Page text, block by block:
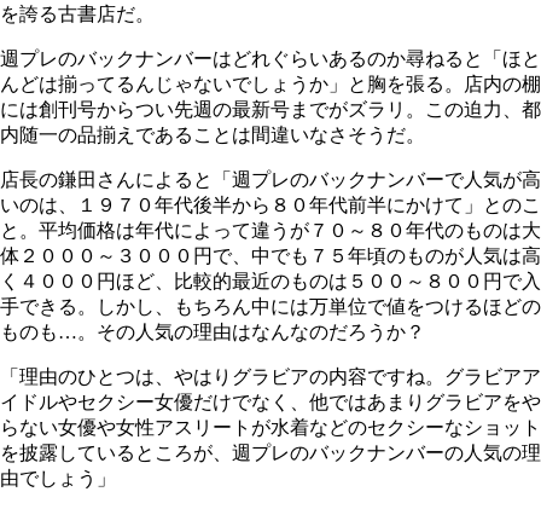
を誇る古書店だ。
週プレのバックナンバーはどれぐらいあるのか尋ねると「ほと
んどは揃ってるんじゃないでしょうか」と胸を張る。店内の棚
には創刊号からつい先週の最新号までがズラリ。この迫力、都
内随一の品揃えであることは間違いなさそうだ。
店長の鎌田さんによると「週プレのバックナンバーで人気が高
いのは、１９７０年代後半から８０年代前半にかけて」とのこ
と。平均価格は年代によって違うが７０～８０年代のものは大
体２０００～３０００円で、中でも７５年頃のものが人気は高
く４０００円ほど、比較的最近のものは５００～８００円で入
手できる。しかし、もちろん中には万単位で値をつけるほどの
ものも…。その人気の理由はなんなのだろうか？
「理由のひとつは、やはりグラビアの内容ですね。グラビアア
イドルやセクシー女優だけでなく、他ではあまりグラビアをや
らない女優や女性アスリートが水着などのセクシーなショット
を披露しているところが、週プレのバックナンバーの人気の理
由でしょう」